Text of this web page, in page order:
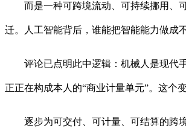
而是一种可跨境流动、可持续挪用、可
迁。人工智能背后，谁能把智能能力做成
评论已点明此中逻辑：机械人是现代手
正正在构成本人的“商业计量单元”。这个
逐步为可交付、可计量、可结算的跨境